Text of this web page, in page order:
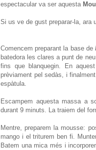
espectacular va ser aquesta
Si us ve de gust preparar-la, ara
Comencem preparant la base de
batedora les clares a punt de
fins que blanquegin. En
prèviament pel sedàs, i
espàtula.
Escampem aquesta massa a
durant 9 minuts. La traiem del
Mentre, preparem la mousse:
mango i el triturem ben fi.
Batem una mica més i